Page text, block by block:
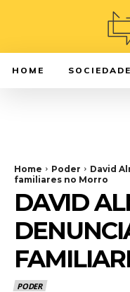
HOME SOCIEDADE
Home Poder
David
familiares no Morro
DAVID
PODER